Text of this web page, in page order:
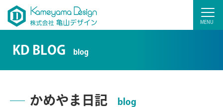
KD BLOG blog
かめやま日記 blog